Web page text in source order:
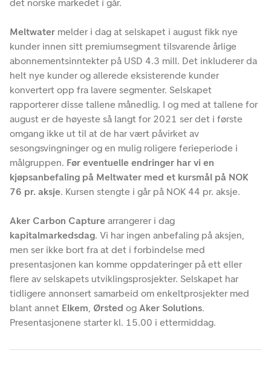
det norske markedet i går.
Meltwater melder i dag at selskapet i august fikk nye
kunder innen sitt premiumsegment tilsvarende årlige
abonnementsinntekter på USD 4.3 mill. Det inkluderer da
helt nye kunder og allerede eksisterende kunder
konvertert opp fra lavere segmenter. Selskapet
rapporterer disse tallene månedlig. I og med at tallene for
august er de høyeste så langt for 2021 ser det i første
omgang ikke ut til at de har vært påvirket av
sesongsvingninger og en mulig roligere ferieperiode i
målgruppen. Før eventuelle endringer har vi en
kjøpsanbefaling på Meltwater med et kursmål på NOK
76 pr. aksje. Kursen stengte i går på NOK 44 pr. aksje.
Aker Carbon Capture arrangerer i dag
kapitalmarkedsdag. Vi har ingen anbefaling på aksjen,
men ser ikke bort fra at det i forbindelse med
presentasjonen kan komme oppdateringer på ett eller
flere av selskapets utviklingsprosjekter. Selskapet har
tidligere annonsert samarbeid om enkeltprosjekter med
blant annet Elkem Ørsted og Aker Solutions.
Presentasjonene starter kl. 15.00 i ettermiddag.